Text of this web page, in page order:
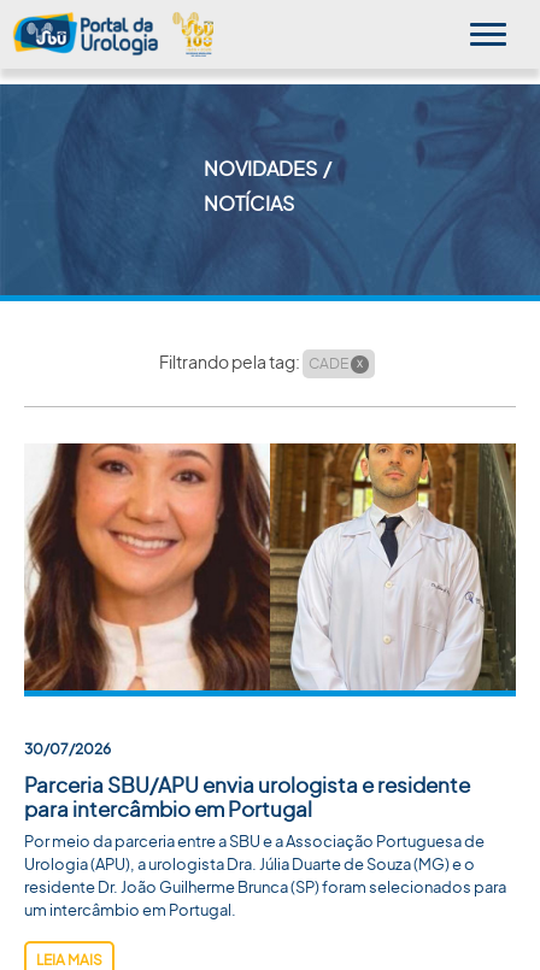
SBU NO CONSULTÓRIO
EDUCAÇÃO CONTINUADA
ACADEMIA SBU
CONTATO
NOVIDADES
NOTÍCIAS
Filtrando pela tag: CADE X
30/07/2026
Parceria SBU/APU envia urologista e residente
para intercâmbio em Portugal
Por meio da parceria entre a SBU e a Associação Portuguesa de
Urologia (APU), a urologista Dra. Júlia Duarte de Souza (MG) e o
residente Dr. João Guilherme Brunca (SP) foram selecionados para
um intercâmbio em Portugal.
LEIA MAIS